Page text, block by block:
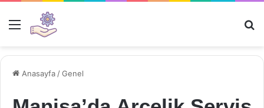
Menü
Anasayfa /Genel